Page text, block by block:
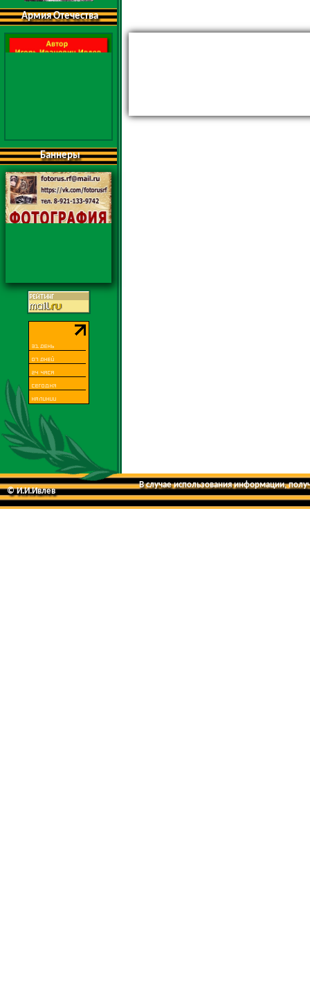
Армия Отечества
Баннеры
© И.И.Ивлев
В случае использования информации,